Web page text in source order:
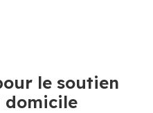
le soutien
domicile